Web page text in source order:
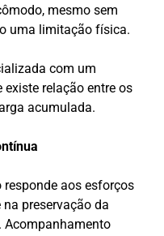
mesmo sem
uma limitação física.
com um
relação entre os
acumulada.
aos esforços
preservação da